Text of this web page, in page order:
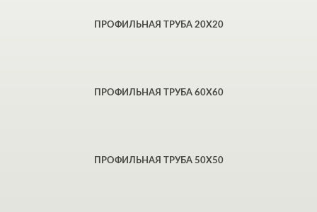
ПРОФИЛЬНАЯ ТРУБА 20Х20
ПРОФИЛЬНАЯ ТРУБА 60Х60
ПРОФИЛЬНАЯ ТРУБА 50Х50